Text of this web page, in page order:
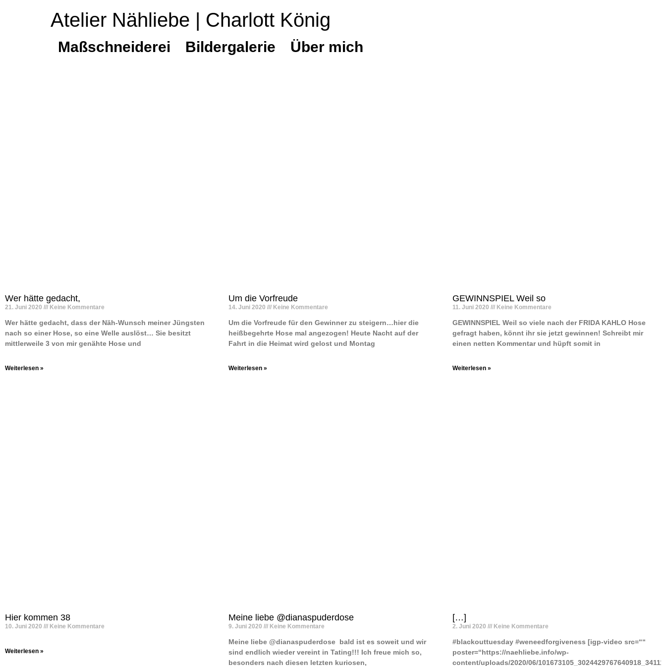
Atelier Nähliebe | Charlott König
Maßschneiderei Bildergalerie Über mich
Wer hätte gedacht,
21. Juni 2020 Keine Kommentare
Wer hätte gedacht, dass der Näh-Wunsch meiner Jüngsten
nach so einer Hose, so eine Welle auslöst… Sie besitzt
mittlerweile 3 von mir genähte Hose und
Weiterlesen »
Um die Vorfreude
14. Juni 2020 Keine Kommentare
Um die Vorfreude für den Gewinner zu steigern…hier die
heißbegehrte Hose mal angezogen! Heute Nacht auf der
Fahrt in die Heimat wird gelost und Montag
Weiterlesen »
GEWINNSPIEL Weil so
11. Juni 2020 Keine Kommentare
GEWINNSPIEL Weil so viele nach der FRIDA KAHLO Hose
gefragt haben, könnt ihr sie jetzt gewinnen! Schreibt mir
einen netten Kommentar und hüpft somit in
Weiterlesen »
Hier kommen 38
10. Juni 2020 Keine Kommentare
Weiterlesen »
Meine liebe @dianaspuderdose
9. Juni 2020 Keine Kommentare
Meine liebe @dianaspuderdose ️ bald ist es soweit und wir
sind endlich wieder vereint in Tating!!! Ich freue mich so,
besonders nach diesen letzten kuriosen,
[…]
2. Juni 2020 Keine Kommentare
#blackouttuesday #weneedforgiveness [igp-video src=““
poster=“https://naehliebe.info/wp-
content/uploads/2020/06/